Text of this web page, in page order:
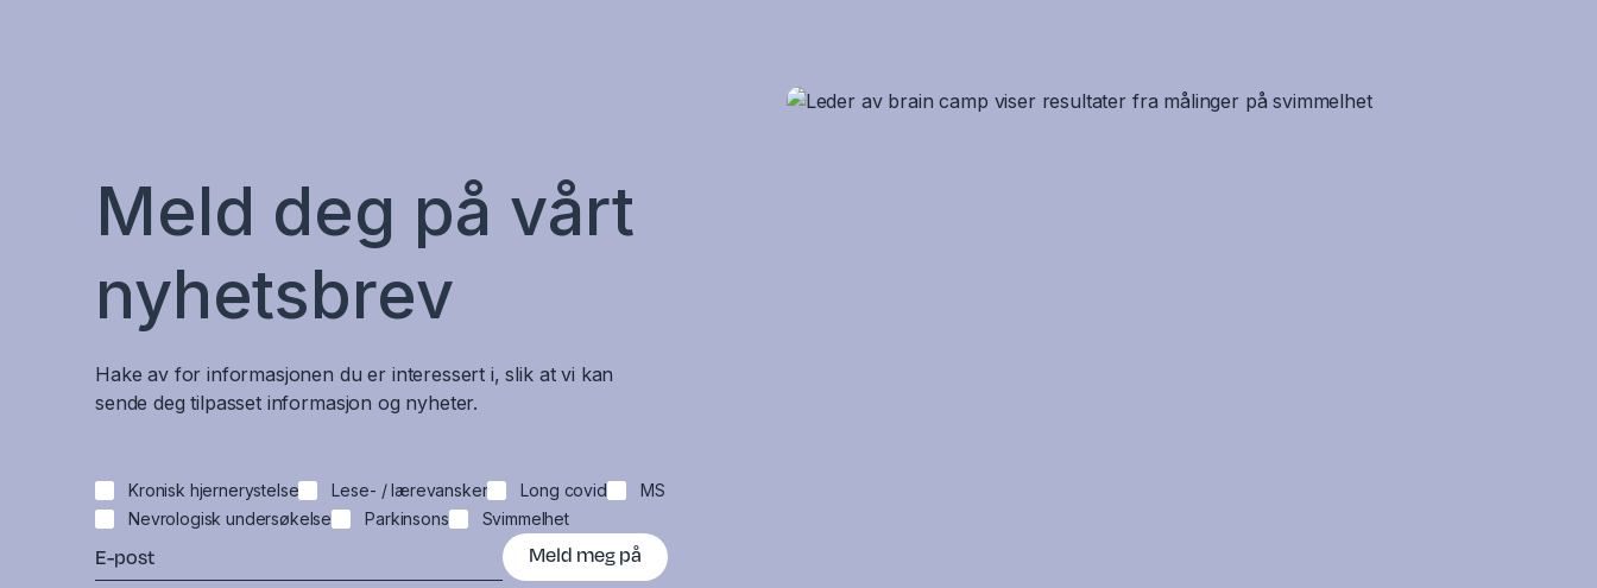
Meld deg på vårt
nyhetsbrev
Hake av for informasjonen du er interessert i, slik at vi kan
sende deg tilpasset informasjon og nyheter.
Kronisk hjernerystelse Lese- / lærevansker Long covid
MS
Nevrologisk undersøkelse
Parkinsons Svimmelhet